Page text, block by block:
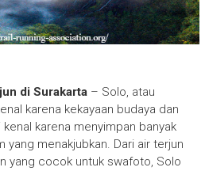
di Surakarta– Solo, atau
karena kekayaan budaya dan
karena menyimpan banyak
yang menakjubkan. Dari air terjun
yang cocok untuk swafoto, Solo